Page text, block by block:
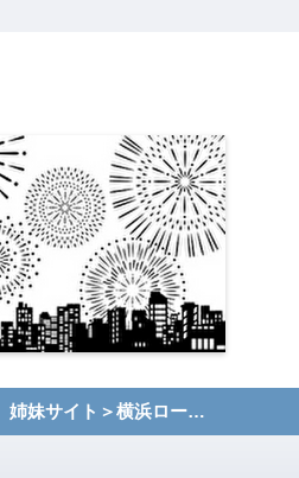
姉妹サイト＞横浜ローカルNET